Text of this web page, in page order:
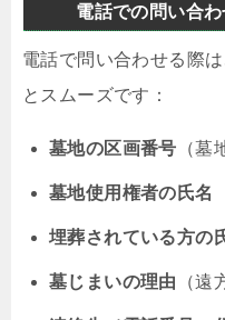
電話での問い合
電話で問い合わせる際
とスムーズです：
墓地の区画番号 （墓
墓地使用権者の氏名
埋葬されている方の
墓じまいの理由 （遠